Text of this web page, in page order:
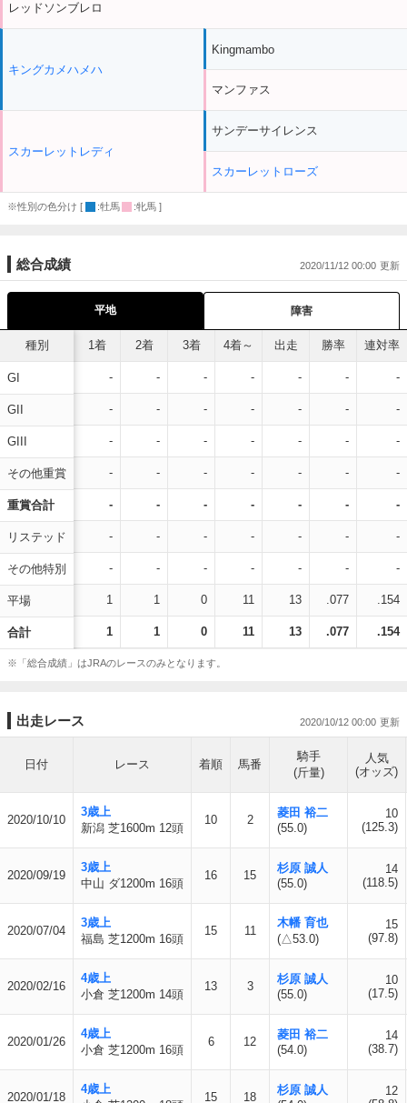
レッドソンブレロ
キングカメハメハ
スカーレットレディ
Kingmambo
マンファス
サンデーサイレンス
スカーレットローズ
※性別の色分け [ :牡馬 :牝馬 ]
総合成績 2020/11/12 00:00
平地 障害
種別
GI
GII
GIII
その他重賞
重賞合計
リステッド
その他特別
平場
合計
1着 2着 3着 4着～ 出走 勝率 連対率
- - - - - - -
- - - - - - -
- - - - - - -
- - - - - - -
- - - - - - -
- - - - - - -
- - - - - - -
1 1 0 11 13 .077 .154
1 1 0 11 13 .077 .154
※「総合成績」はJRAのレースのみとなります。
出走レース 2020/10/12 00:00
日付 レース 着順 馬番
騎手
(斤量)
人気
(オッズ)
2020/10/10
3歳上
新潟 芝1600m 12頭
10 2
菱田 裕二
(55.0)
10
(125.3)
2020/09/19
3歳上
中山 ダ1200m 16頭
16 15
杉原 誠人
(55.0)
14
(118.5)
2020/07/04
3歳上
福島 芝1200m 16頭
15 11
木幡 育也
(△53.0)
15
(97.8)
2020/02/16
4歳上
小倉 芝1200m 14頭
13 3
杉原 誠人
(55.0)
10
(17.5)
2020/01/26
4歳上
小倉 芝1200m 16頭
6 12
菱田 裕二
(54.0)
14
(38.7)
2020/01/18
4歳上
15 18
杉原 誠人
12